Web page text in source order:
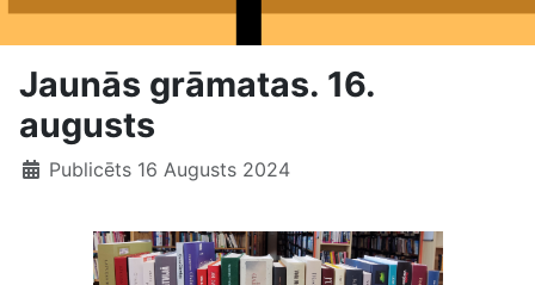
Jaunās grāmatas. 16.
augusts
Publicēts 16 Augusts 2024